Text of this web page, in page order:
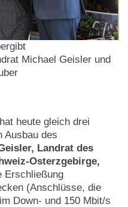
Michael Geisler und
hat heute gleich drei
Ausbau des
Landrat des
Osterzgebirge,
Erschließung
(Anschlüsse, die
Down- und 150 Mbit/s